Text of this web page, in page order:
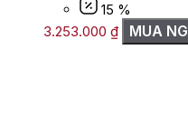
15 %
3.253.000 ₫ MUA